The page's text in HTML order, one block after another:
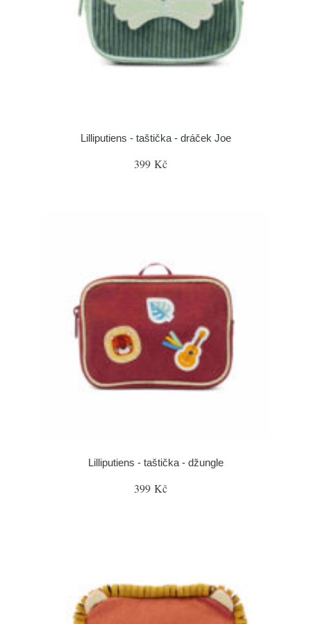
Lilliputiens - taštička - dráček Joe
399 Kč
Lilliputiens - taštička - džungle
399 Kč